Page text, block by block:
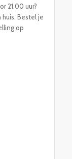
21.00 uur?
Bestel je
op